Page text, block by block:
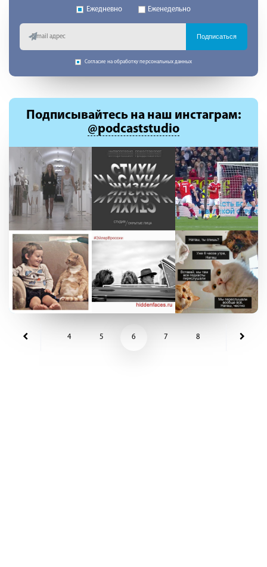
Ежедневно Еженедельно
Подписаться
Согласие на обработку персональных данных
Подписывайтесь на наш инстаграм:
@podcaststudio
4 5 6 7 8